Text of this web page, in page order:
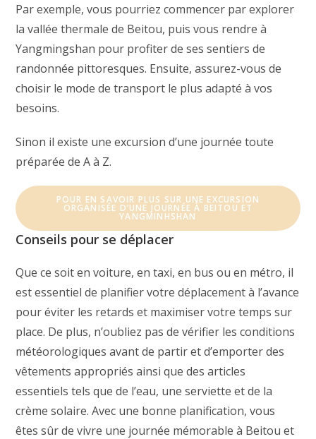
Par exemple, vous pourriez commencer par explorer
la vallée thermale de Beitou, puis vous rendre à
Yangmingshan pour profiter de ses sentiers de
randonnée pittoresques. Ensuite, assurez-vous de
choisir le mode de transport le plus adapté à vos
besoins.
Sinon il existe une excursion d’une journée toute
préparée de A à Z.
POUR EN SAVOIR PLUS SUR UNE EXCURSION
ORGANISÉE D’UNE JOURNÉE À BEITOU ET
YANGMINHSHAN
Conseils pour se déplacer
Que ce soit en voiture, en taxi, en bus ou en métro, il
est essentiel de planifier votre déplacement à l’avance
pour éviter les retards et maximiser votre temps sur
place. De plus, n’oubliez pas de vérifier les conditions
météorologiques avant de partir et d’emporter des
vêtements appropriés ainsi que des articles
essentiels tels que de l’eau, une serviette et de la
crème solaire. Avec une bonne planification, vous
êtes sûr de vivre une journée mémorable à Beitou et